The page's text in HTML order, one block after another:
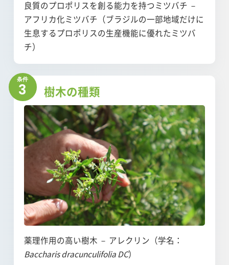
良質のプロポリスを創る能力を持つミツバチ －
アフリカ化ミツバチ（ブラジルの一部地域だけに
生息するプロポリスの生産機能に優れたミツバ
チ）
3 樹木の種類
薬理作用の高い樹木 － アレクリン（学名：
Baccharis dracunculifolia DC）